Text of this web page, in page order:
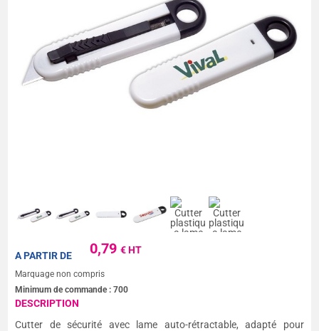
0,79€ HT
A PARTIR DE
Marquage non compris
Minimum de commande :700
DESCRIPTION
Cutter de sécurité avec lame auto-rétractable, adapté pour